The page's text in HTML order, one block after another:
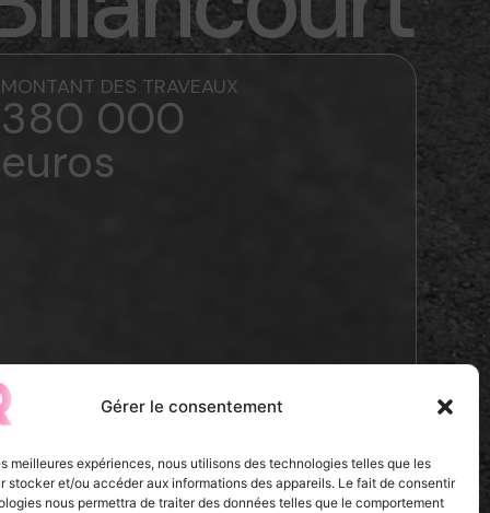
Gérer le consentement
meilleures expériences, nous utilisons des technologies telles que les
stocker et/ou accéder aux informations des appareils. Le fait de consentir
nous permettra de traiter des données telles que le comportement
MONTANT DES TRAVEAUX
380 000
euros